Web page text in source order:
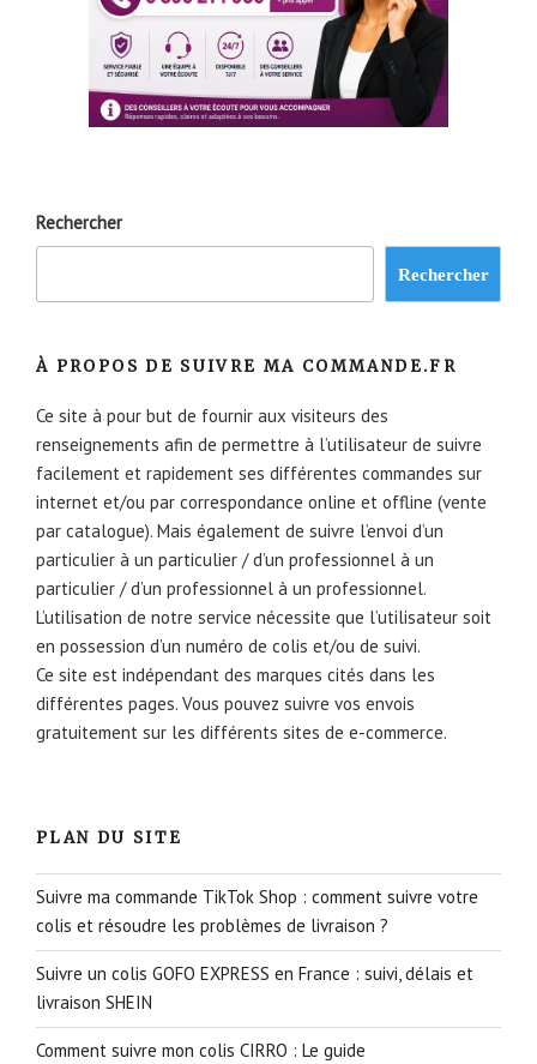
Rechercher
Rechercher
À PROPOS DE SUIVRE MA COMMANDE.FR
Ce site à pour but de fournir aux visiteurs des
renseignements afin de permettre à l’utilisateur de suivre
facilement et rapidement ses différentes commandes sur
internet et/ou par correspondance online et offline (vente
par catalogue). Mais également de suivre l’envoi d’un
particulier à un particulier / d’un professionnel à un
particulier / d’un professionnel à un professionnel.
L’utilisation de notre service nécessite que l’utilisateur soit
en possession d’un numéro de colis et/ou de suivi.
Ce site est indépendant des marques cités dans les
différentes pages. Vous pouvez suivre vos envois
gratuitement sur les différents sites de e-commerce.
PLAN DU SITE
Suivre ma commande TikTok Shop : comment suivre votre
colis et résoudre les problèmes de livraison ?
Suivre un colis GOFO EXPRESS en France : suivi, délais et
livraison SHEIN
Comment suivre mon colis CIRRO : Le guide